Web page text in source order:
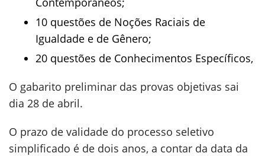
10 questões de Noções Raciais de
Igualdade e de Gênero;
20 questões de Conhecimentos Específicos,
O gabarito preliminar das provas objetivas sai
dia 28 de abril.
O prazo de validade do processo seletivo
simplificado é de dois anos, a contar da data da